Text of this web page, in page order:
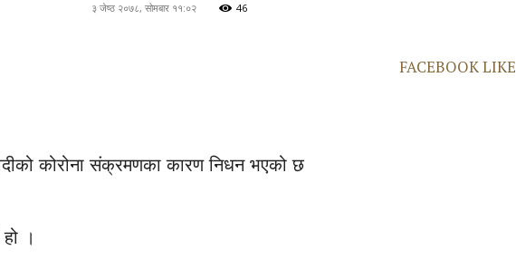
३ जेष्ठ २०७८, सोमबार ११:०२ 46
कोरोना संक्रमणका कारण निधन भएको छ
।
FACEBOOK LIKE